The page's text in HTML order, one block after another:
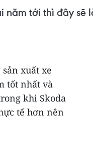
tới thì đây
xuất xe
tốt nhất và
khi Skoda
tế hơn nên